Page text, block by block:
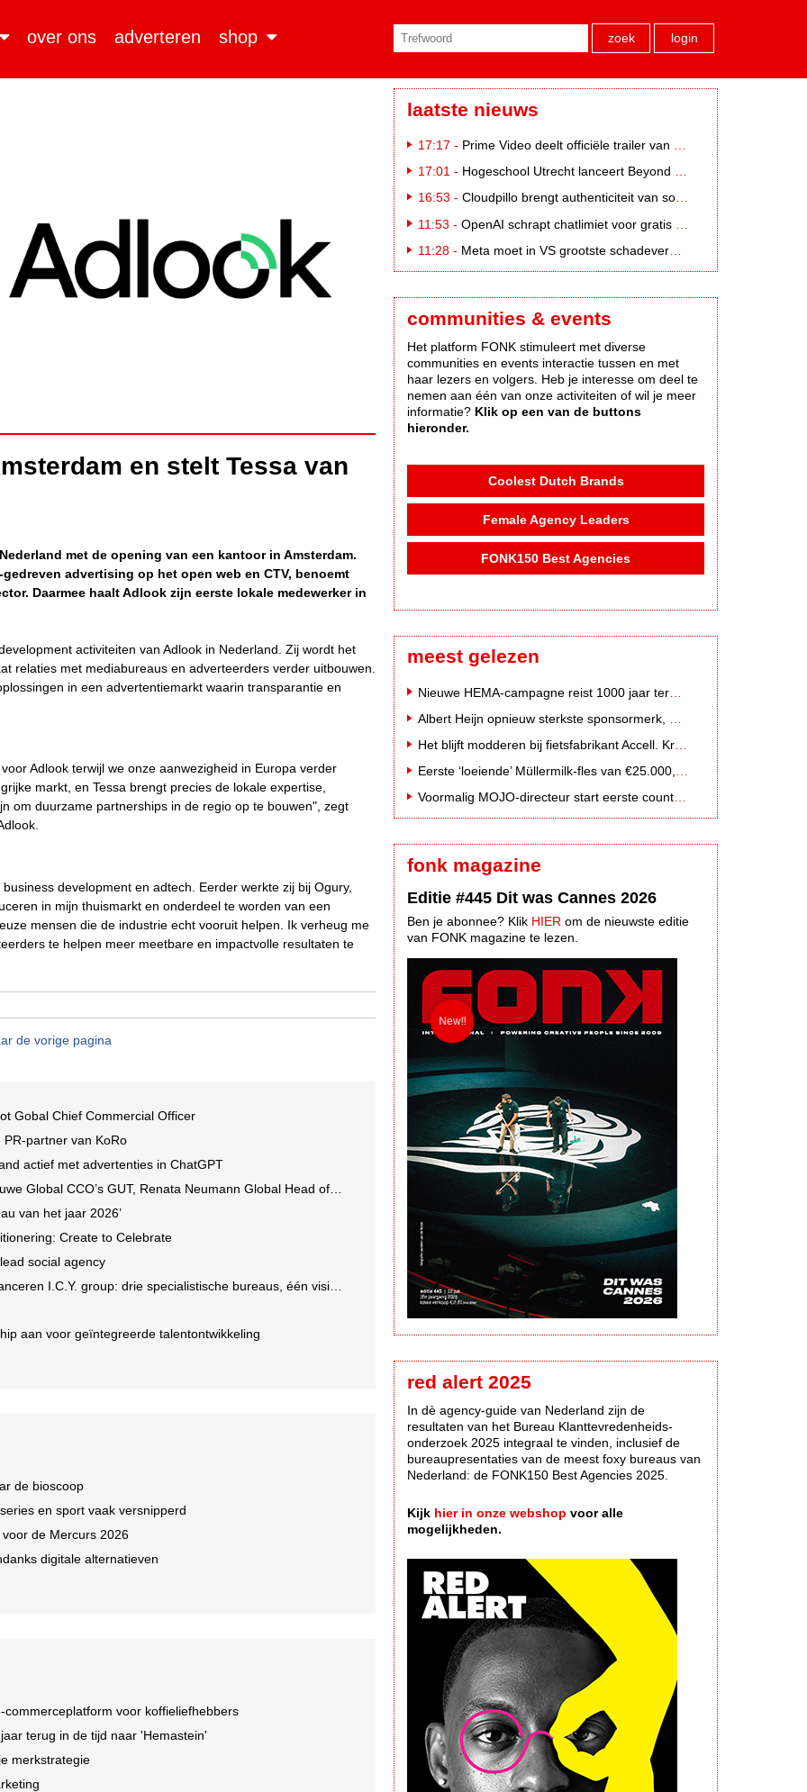
over ons adverteren shop zoek login
en stelt Tessa van
met de opening van een kantoor in Amsterdam.
advertising op het open web en CTV, benoemt
Daarmee haalt Adlook zijn eerste lokale medewerker in
activiteiten van Adlook in Nederland. Zij wordt het
relaties met mediabureaus en adverteerders verder uitbouwen.
in een advertentiemarkt waarin transparantie en
Adlook terwijl we onze aanwezigheid in Europa verder
markt, en Tessa brengt precies de lokale expertise,
om duurzame partnerships in de regio op te bouwen", zegt
development en adtech. Eerder werkte zij bij Ogury,
in mijn thuismarkt en onderdeel te worden van een
mensen die de industrie echt vooruit helpen. Ik verheug me
te helpen meer meetbare en impactvolle resultaten te
de vorige pagina
Gobal Chief Commercial Officer
partner van KoRo
actief met advertenties in ChatGPT
CCO’s GUT, Renata Neumann Global Head of Production
van het jaar 2026’
Create to Celebrate
social agency
I.C.Y. group: drie specialistische bureaus, één visie op groei
aan voor geïntegreerde talentontwikkeling
de bioscoop
en sport vaak versnipperd
de Mercurs 2026
digitale alternatieven
voor koffieliefhebbers
terug in de tijd naar 'Hemastein'
merkstrategie
laatste nieuws
17:17 - Prime Video deelt officiële trailer van L*VE KLEINE
17:01 - Hogeschool Utrecht lanceert Beyond Campus binnen International Creative Business
16:53 - Cloudpillo brengt authenticiteit van social naar tv
11:53 - OpenAI schrapt chatlimiet voor gratis ChatGPT-gebruikers
11:28 - Meta moet in VS grootste schadevergoeding ooit betalen: 567 miljoen dollar
communities & events
Het platform FONK stimuleert met diverse
communities en events interactie tussen en met
haar lezers en volgers. Heb je interesse om deel te
nemen aan één van onze activiteiten of wil je meer
informatie? Klik op een van de buttons
hieronder.
Coolest Dutch Brands
Female Agency Leaders
FONK150 Best Agencies
meest gelezen
Voormalig MOJO-directeur start eerste country radiozender van Nederland
fonk magazine
Editie #445 Dit was Cannes 2026
Ben je abonnee? Klik HIER om de nieuwste editie
van FONK magazine te lezen.
red alert 2025
In dè agency-guide van Nederland zijn de
resultaten van het Bureau Klanttevredenheids-
onderzoek 2025 integraal te vinden, inclusief de
bureaupresentaties van de meest foxy bureaus van
Nederland: de FONK150 Best Agencies 2025.
Kijk hier in onze webshop voor alle
mogelijkheden.